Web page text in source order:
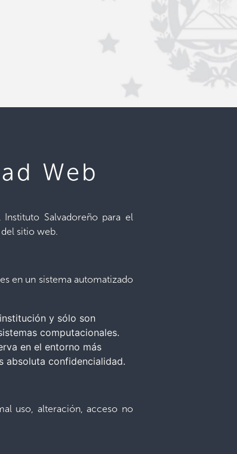
Web
Salvadoreño para el
sitio web.
en un sistema automatizado
y sólo son
computacionales.
en el entorno más
absoluta confidencialidad.
uso, alteración, acceso no